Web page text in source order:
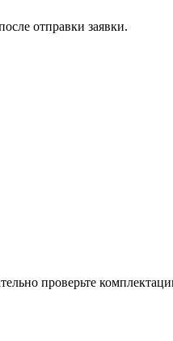
отправки заявки.
проверьте